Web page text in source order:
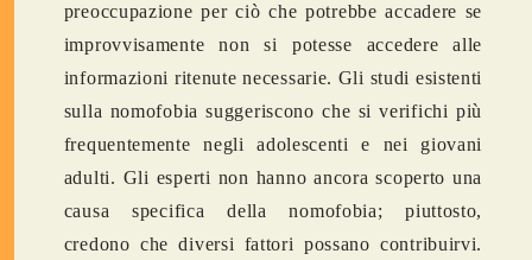
preoccupazione per ciò che potrebbe accadere se
improvvisamente non si potesse accedere alle
informazioni ritenute necessarie. Gli studi esistenti
sulla nomofobia suggeriscono che si verifichi più
frequentemente negli adolescenti e nei giovani
adulti. Gli esperti non hanno ancora scoperto una
causa specifica della nomofobia; piuttosto,
credono che diversi fattori possano contribuirvi.